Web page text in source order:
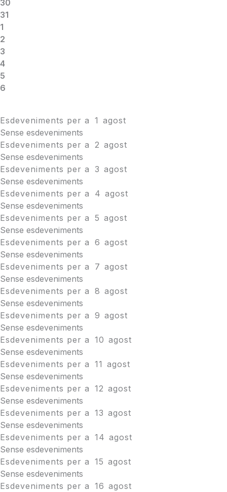
30
31
1
2
3
4
5
6
Esdeveniments per a 1 agost
Sense esdeveniments
Esdeveniments per a
2 agost
Sense esdeveniments
Esdeveniments per a 3 agost
Sense esdeveniments
Esdeveniments per a
4 agost
Sense esdeveniments
Esdeveniments per a 5 agost
Sense esdeveniments
Esdeveniments per a 6 agost
Sense esdeveniments
Esdeveniments per a
7 agost
Sense esdeveniments
Esdeveniments per a 8 agost
Sense esdeveniments
Esdeveniments per a 9 agost
Sense esdeveniments
Esdeveniments per a 10 agost
Sense esdeveniments
Esdeveniments per a 11 agost
Sense esdeveniments
Esdeveniments per a 12 agost
Sense esdeveniments
Esdeveniments per a 13 agost
Sense esdeveniments
Esdeveniments per a 14 agost
Sense esdeveniments
Esdeveniments per a 15 agost
Sense esdeveniments
Esdeveniments per a 16 agost